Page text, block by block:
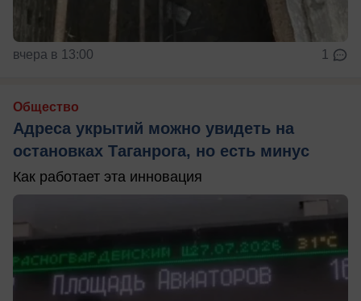
вчера в 13:00 1
Общество
Адреса укрытий можно увидеть на
остановках Таганрога, но есть минус
Как работает эта инновация